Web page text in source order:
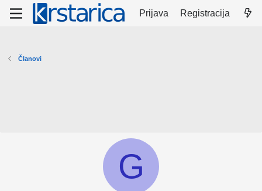
Prijava Registracija
Članovi
G